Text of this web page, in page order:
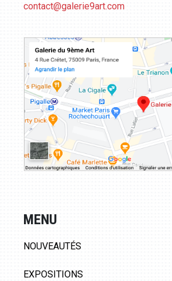
contact@galerie9art.com
MENU
NOUVEAUTÉS
EXPOSITIONS